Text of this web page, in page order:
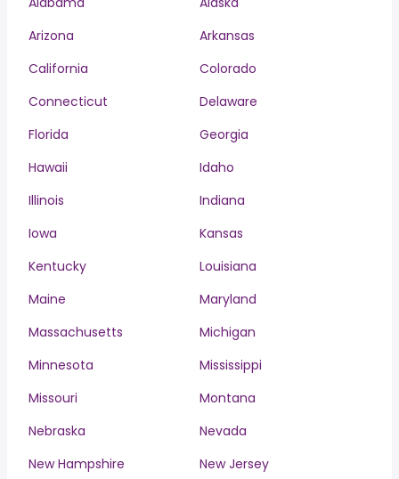
Arizona
Arkansas
California
Colorado
Connecticut
Delaware
Florida
Georgia
Hawaii
Idaho
Illinois
Indiana
Iowa
Kansas
Kentucky
Louisiana
Maine
Maryland
Massachusetts
Michigan
Minnesota
Mississippi
Missouri
Montana
Nebraska
Nevada
New Hampshire
New Jersey